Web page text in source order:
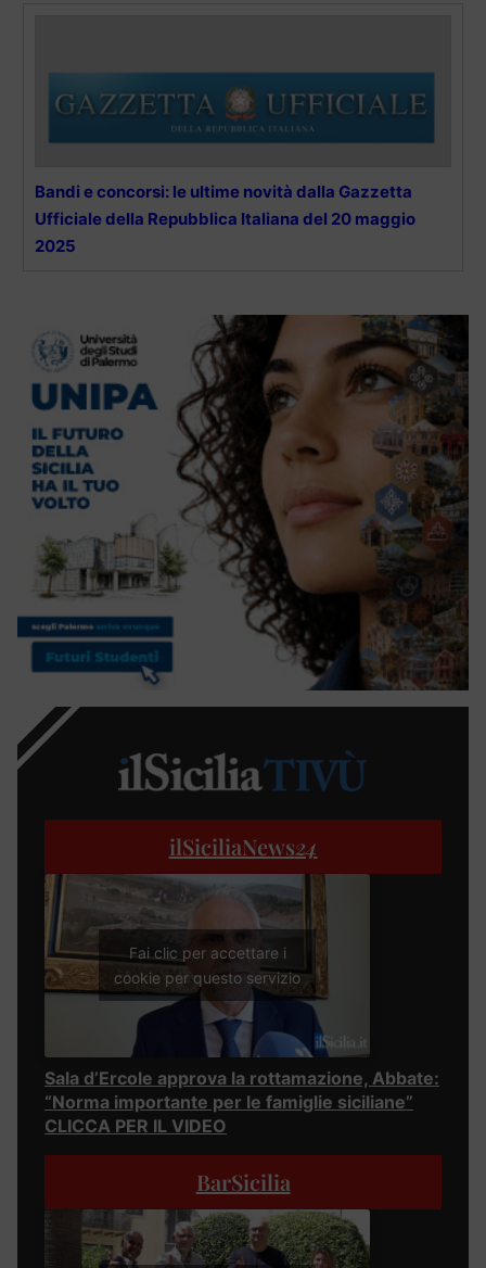
Bandi e concorsi: le ultime novità dalla Gazzetta
Ufficiale della Repubblica Italiana del 20 maggio
2025
ilSiciliaNews24
Fai clic per accettare i
cookie per questo servizio
Sala d’Ercole approva la rottamazione, Abbate:
“Norma importante per le famiglie siciliane”
CLICCA PER IL VIDEO
BarSicilia